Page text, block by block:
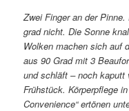
Zwei Finger an der
grad nicht. Die Sonne
Wolken machen sich auf
aus 90 Grad mit 3
und schläft – noch kaputt
Frühstück. Körperpflege
Convenience“ ertönen